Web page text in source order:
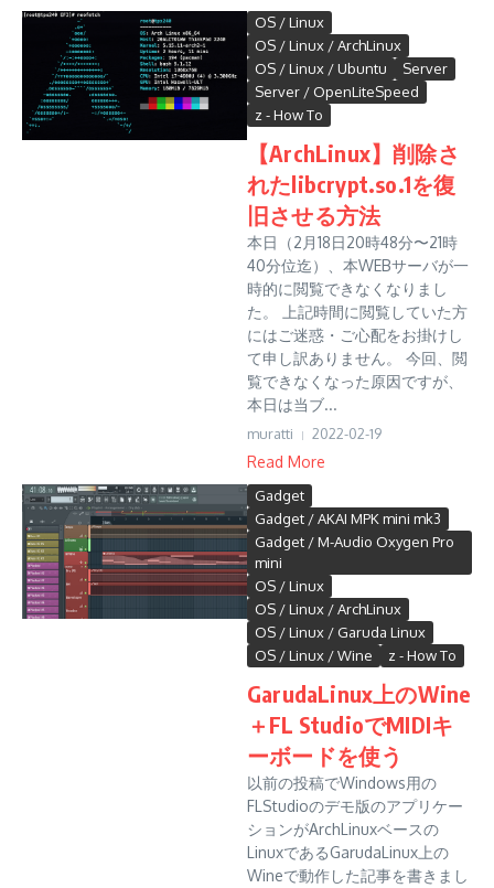
OS / Linux
OS / Linux / ArchLinux
OS / Linux / Ubuntu
Server
Server / OpenLiteSpeed
z - How To
【ArchLinux】削除さ
れたlibcrypt.so.1を復
旧させる方法
本日（2月18日20時48分〜21時
40分位迄）、本WEBサーバが一
時的に閲覧できなくなりまし
た。 上記時間に閲覧していた方
にはご迷惑・ご心配をお掛けし
て申し訳ありません。 今回、閲
覧できなくなった原因ですが、
本日は当ブ...
muratti 2022-02-19
Read More
Gadget
Gadget / AKAI MPK mini mk3
Gadget / M-Audio Oxygen Pro
mini
OS / Linux
OS / Linux / ArchLinux
OS / Linux / Garuda Linux
OS / Linux / Wine
z - How To
GarudaLinux上のWine
＋FL StudioでMIDIキ
ーボードを使う
以前の投稿でWindows用の
FLStudioのデモ版のアプリケー
ションがArchLinuxベースの
LinuxであるGarudaLinux上の
Wineで動作した記事を書きまし